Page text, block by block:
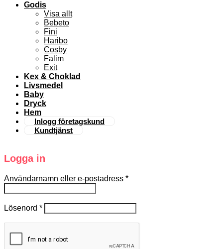
Godis
Visa allt
Bebeto
Fini
Haribo
Cosby
Falim
Exit
Kex & Choklad
Livsmedel
Baby
Dryck
Hem
Inlogg företagskund
Kundtjänst
Logga in
Användarnamn eller e-postadress *
Lösenord *